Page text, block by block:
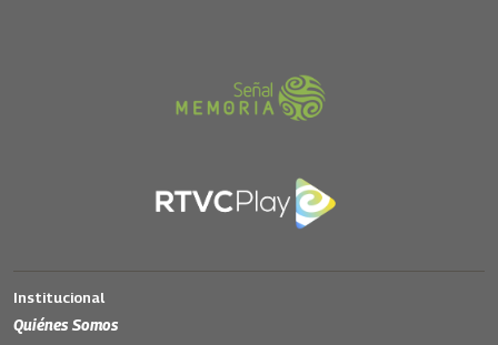
Institucional
Quiénes Somos